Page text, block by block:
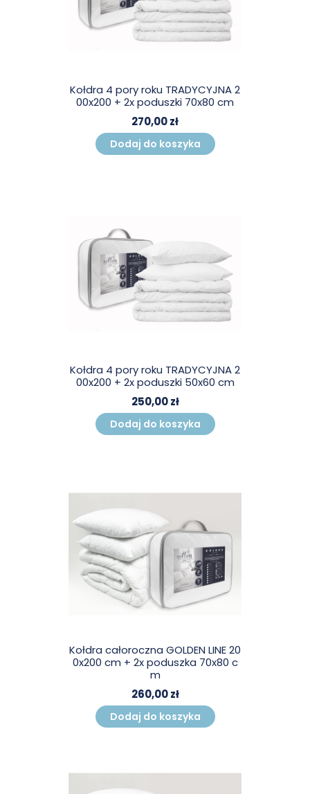
Kołdra 4 pory roku TRADYCYJNA 2
00x200 + 2x poduszki 70x80 cm
270,00 zł
Dodaj do koszyka
Kołdra 4 pory roku TRADYCYJNA 2
00x200 + 2x poduszki 50x60 cm
250,00 zł
Dodaj do koszyka
Kołdra całoroczna GOLDEN LINE 20
0x200 cm + 2x poduszka 70x80 c
m
260,00 zł
Dodaj do koszyka